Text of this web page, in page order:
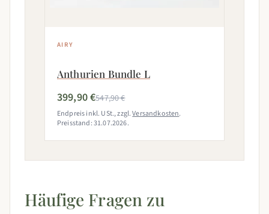
AIRY
Anthurien Bundle L
399,90 €547,90 €
Endpreis inkl. USt., zzgl.Versandkosten.
Preisstand: 31.07.2026.
Häufige Fragen zu